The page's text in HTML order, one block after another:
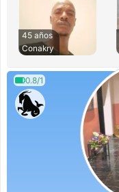
45 años
Conakry
0.8/1